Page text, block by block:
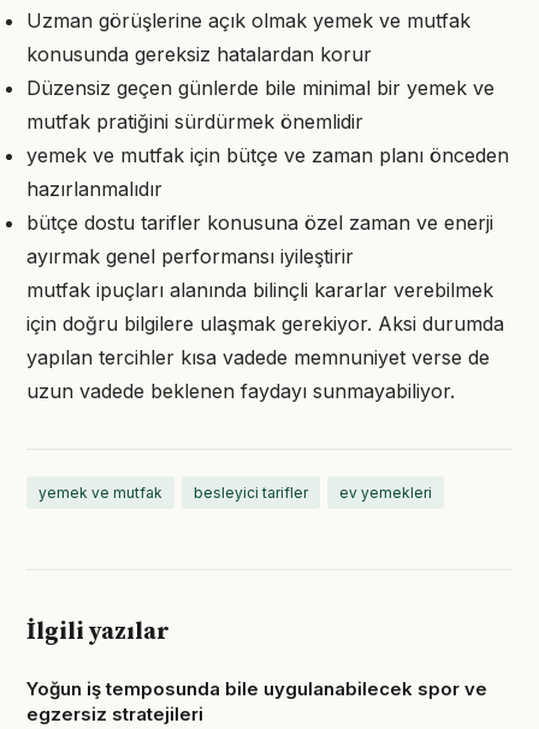
Uzman görüşlerine açık olmak yemek ve mutfak
konusunda gereksiz hatalardan korur
Düzensiz geçen günlerde bile minimal bir yemek ve
mutfak pratiğini sürdürmek önemlidir
yemek ve mutfak için bütçe ve zaman planı önceden
hazırlanmalıdır
bütçe dostu tarifler konusuna özel zaman ve enerji
ayırmak genel performansı iyileştirir
mutfak ipuçları alanında bilinçli kararlar verebilmek
için doğru bilgilere ulaşmak gerekiyor. Aksi durumda
yapılan tercihler kısa vadede memnuniyet verse de
uzun vadede beklenen faydayı sunmayabiliyor.
yemek ve mutfak besleyici tarifler ev yemekleri
İlgili yazılar
Yoğun iş temposunda bile uygulanabilecek spor ve
egzersiz stratejileri